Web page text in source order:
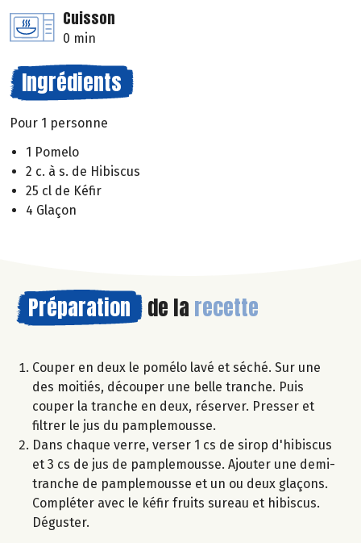
Cuisson
0 min
Ingrédients
Pour 1 personne
1 Pomelo
2 c. à s. de Hibiscus
25 cl de Kéfir
4 Glaçon
Préparation de la recette
Couper en deux le pomélo lavé et séché. Sur une
des moitiés, découper une belle tranche. Puis
couper la tranche en deux, réserver. Presser et
filtrer le jus du pamplemousse.
Dans chaque verre, verser 1 cs de sirop d'hibiscus
et 3 cs de jus de pamplemousse. Ajouter une demi-
tranche de pamplemousse et un ou deux glaçons.
Compléter avec le kéfir fruits sureau et hibiscus.
Déguster.